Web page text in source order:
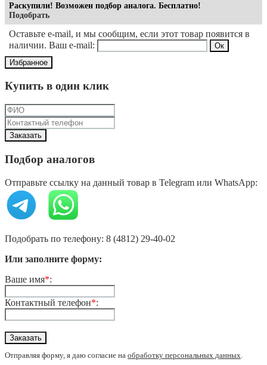
Раскупили! Возможен подбор аналога. Бесплатно!
Подобрать
Оставьте e-mail, и мы сообщим, если этот товар появится в
наличии. Ваш e-mail:
Избранное
Купить в один клик
Подбор аналогов
Отправьте ссылку на данный товар в Telegram или WhatsApp:
Подобрать по телефону: 8 (4812) 29-40-02
Или заполните форму:
Ваше имя*:
Контактный телефон*:
Отправляя форму, я даю согласие на обработку персональных данных.